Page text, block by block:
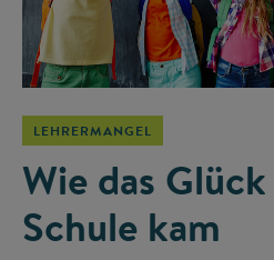
LEHRERMANGEL
Wie das
Schule kam